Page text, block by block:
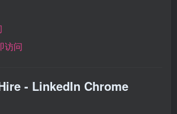
访问
- LinkedIn Chrome